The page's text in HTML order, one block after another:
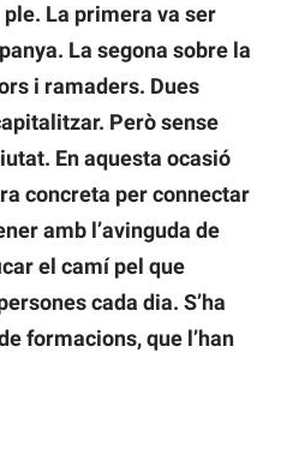
La primera va ser
La segona sobre la
i ramaders. Dues
Però sense
En aquesta ocasió
concreta per connectar
amb l’avinguda de
el camí pel que
cada dia. S’ha
formacions, que l’han